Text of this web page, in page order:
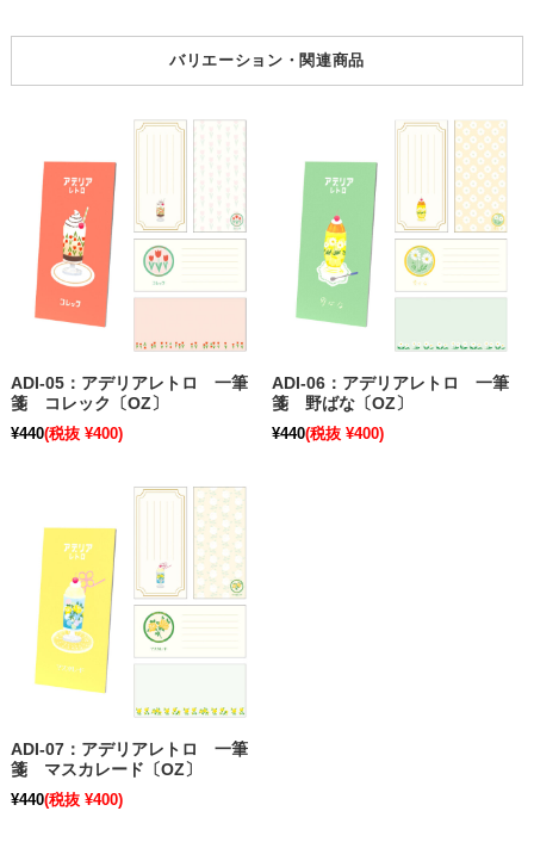
バリエーション・関連商品
ADI-05：アデリアレトロ 一筆
箋 コレック〔OZ〕
¥440(税抜 ¥400)
ADI-06：アデリアレトロ 一筆
箋 野ばな〔OZ〕
¥440(税抜 ¥400)
ADI-07：アデリアレトロ 一筆
箋 マスカレード〔OZ〕
¥440(税抜 ¥400)